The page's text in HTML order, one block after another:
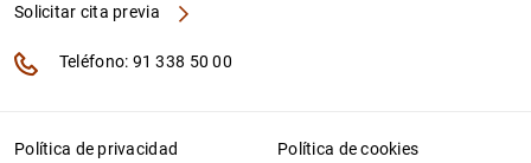
Solicitar cita previa
Teléfono: 91 338 50 00
Política de privacidad Política de cookies